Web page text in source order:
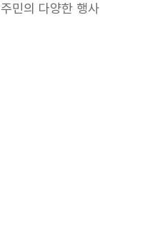
민의 다양한 행사